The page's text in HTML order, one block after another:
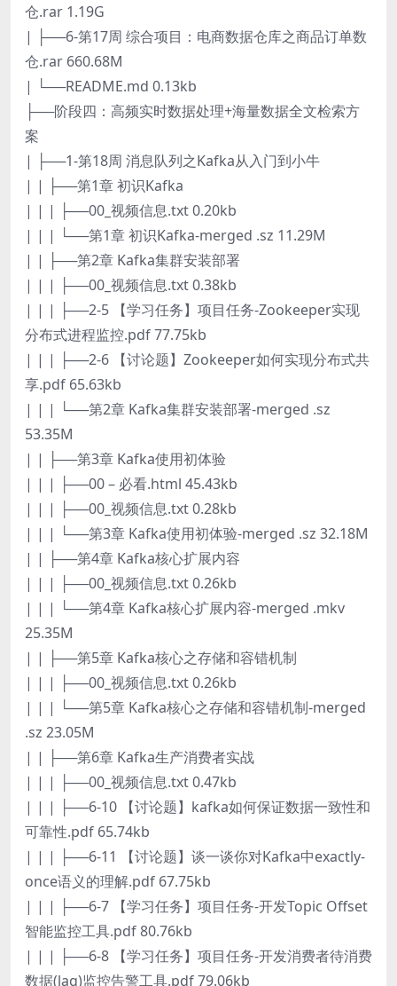
仓.rar 1.19G
| ├──6-第17周 综合项目：电商数据仓库之商品订单数
仓.rar 660.68M
| └──README.md 0.13kb
├──阶段四：高频实时数据处理+海量数据全文检索方
案
| ├──1-第18周 消息队列之Kafka从入门到小牛
| | ├──第1章 初识Kafka
| | | ├──00_视频信息.txt 0.20kb
| | | └──第1章 初识Kafka-merged .sz 11.29M
| | ├──第2章 Kafka集群安装部署
| | | ├──00_视频信息.txt 0.38kb
| | | ├──2-5 【学习任务】项目任务-Zookeeper实现
分布式进程监控.pdf 77.75kb
| | | ├──2-6 【讨论题】Zookeeper如何实现分布式共
享.pdf 65.63kb
| | | └──第2章 Kafka集群安装部署-merged .sz
53.35M
| | ├──第3章 Kafka使用初体验
| | | ├──00 – 必看.html 45.43kb
| | | ├──00_视频信息.txt 0.28kb
| | | └──第3章 Kafka使用初体验-merged .sz 32.18M
| | ├──第4章 Kafka核心扩展内容
| | | ├──00_视频信息.txt 0.26kb
| | | └──第4章 Kafka核心扩展内容-merged .mkv
25.35M
| | ├──第5章 Kafka核心之存储和容错机制
| | | ├──00_视频信息.txt 0.26kb
| | | └──第5章 Kafka核心之存储和容错机制-merged
.sz 23.05M
| | ├──第6章 Kafka生产消费者实战
| | | ├──00_视频信息.txt 0.47kb
| | | ├──6-10 【讨论题】kafka如何保证数据一致性和
可靠性.pdf 65.74kb
| | | ├──6-11 【讨论题】谈一谈你对Kafka中exactly-
once语义的理解.pdf 67.75kb
| | | ├──6-7 【学习任务】项目任务-开发Topic Offset
智能监控工具.pdf 80.76kb
| | | ├──6-8 【学习任务】项目任务-开发消费者待消费
数据(lag)监控告警工具.pdf 79.06kb